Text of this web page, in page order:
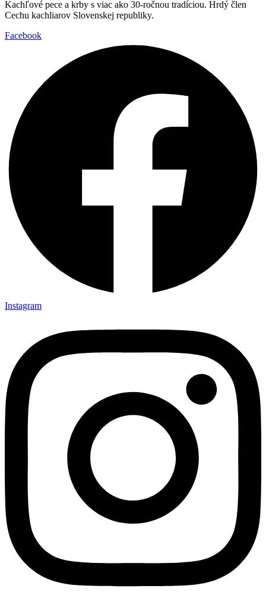
Kachľové pece a krby s viac ako 30-ročnou tradíciou. Hrdý člen
Cechu kachliarov Slovenskej republiky.
Facebook
Instagram